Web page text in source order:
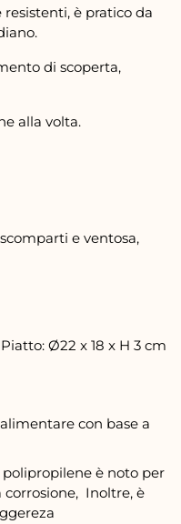
è pratico da
di scoperta,
alla volta.
e ventosa,
Piatto: Ø22 x 18 x H 3 cm
con base a
polipropilene è noto per
corrosione, Inoltre, è